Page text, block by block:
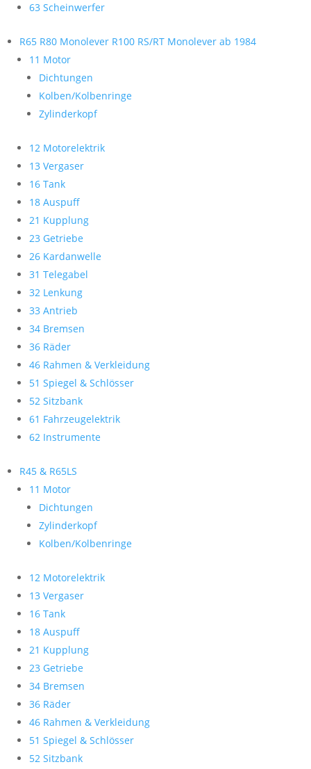
63 Scheinwerfer
R65 R80 Monolever R100 RS/RT Monolever ab 1984
11 Motor
Dichtungen
Kolben/Kolbenringe
Zylinderkopf
12 Motorelektrik
13 Vergaser
16 Tank
18 Auspuff
21 Kupplung
23 Getriebe
26 Kardanwelle
31 Telegabel
32 Lenkung
33 Antrieb
34 Bremsen
36 Räder
46 Rahmen & Verkleidung
51 Spiegel & Schlösser
52 Sitzbank
61 Fahrzeugelektrik
62 Instrumente
R45 & R65LS
11 Motor
Dichtungen
Zylinderkopf
Kolben/Kolbenringe
12 Motorelektrik
13 Vergaser
16 Tank
18 Auspuff
21 Kupplung
23 Getriebe
34 Bremsen
36 Räder
46 Rahmen & Verkleidung
51 Spiegel & Schlösser
52 Sitzbank